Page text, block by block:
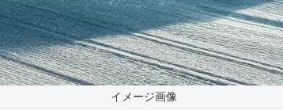
イメージ画像